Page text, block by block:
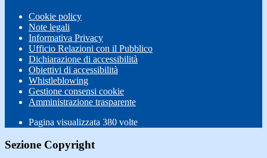
Cookie policy
Note legali
Informativa Privacy
Ufficio Relazioni con il Pubblico
Dichiarazione di accessibilità
Obiettivi di accessibilità
Whistleblowing
Gestione consensi cookie
Amministrazione trasparente
Pagina visualizzata 380 volte
Sezione Copyright